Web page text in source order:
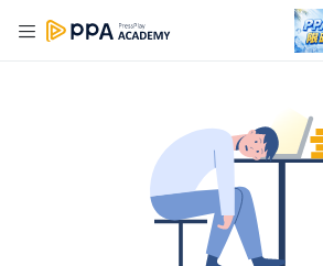
登入/註冊
🌞 PPA 避暑津貼．冷氣房升級｜
🥵 酷暑限時快閃｜單筆滿 NT$2,500 現
2% 點數回饋！🚀 酷暑來襲．偷偷在冷
進修 限時開跑】◾單筆滿 NT$2,500
即日起 - 8/13（只有一週）-📣 酷暑季
無上限🔥購買任一課程 or 訂閱✅ 消費
$5,000 回饋 2% 點數🎁 此為 PPA 官方
入好友👉 享有「渠道專屬活動」及「個
查看全部
1.0x
返回播放器